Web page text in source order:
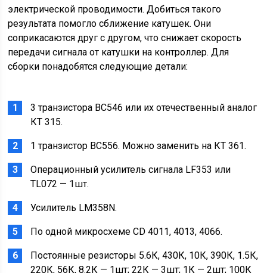
электрической проводимости. Добиться такого
результата помогло сближение катушек. Они
соприкасаются друг с другом, что снижает скорость
передачи сигнала от катушки на контроллер. Для
сборки понадобятся следующие детали:
3 транзистора BC546 или их отечественный аналог
КТ 315.
1 транзистор BC556. Можно заменить на КТ 361.
Операционный усилитель сигнала LF353 или
TL072 — 1шт.
Усилитель LM358N.
По одной микросхеме CD 4011, 4013, 4066.
Постоянные резисторы 5.6К, 430К, 10К, 390К, 1.5К,
220К, 56К, 8.2К — 1шт; 22К — 3шт; 1К — 2шт; 100К